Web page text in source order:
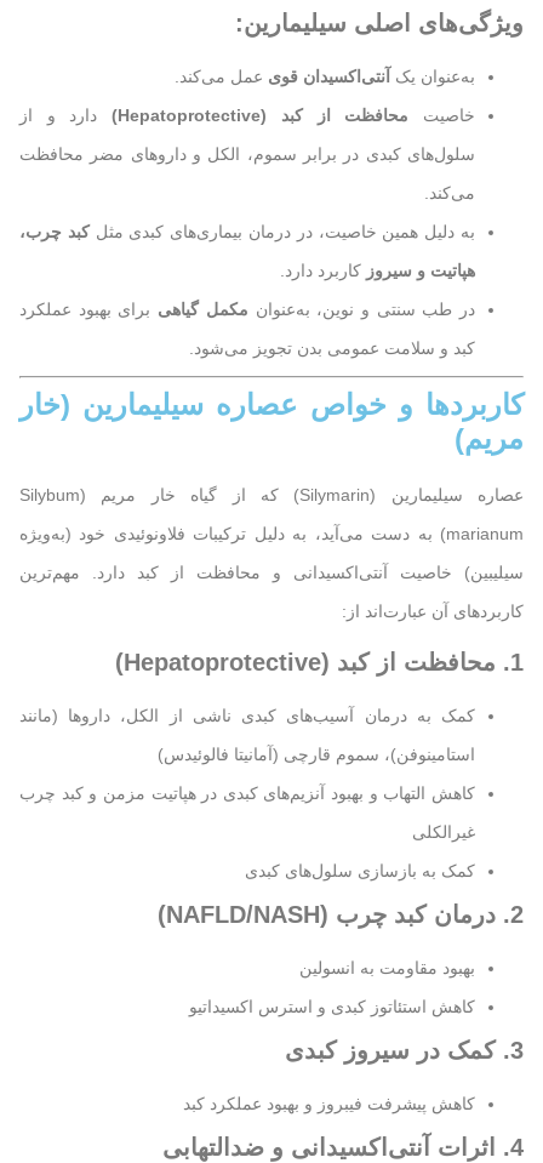
ویژگی‌های اصلی سیلیمارین:
به‌عنوان یک آنتی‌اکسیدان قوی عمل می‌کند.
خاصیت محافظت از کبد (Hepatoprotective)
دارد و از
سلول‌های کبدی در برابر سموم، الکل و داروهای مضر محافظت
می‌کند.
به دلیل همین خاصیت، در درمان بیماری‌های کبدی مثلکبد چرب،
هپاتیت و سیروز کاربرد دارد.
در طب سنتی و نوین، به‌عنوان مکمل گیاهی برای بهبود عملکرد
کبد و سلامت عمومی بدن تجویز می‌شود.
کاربردها و خواص عصاره سیلیمارین (خار
مریم)
عصاره سیلیمارین (Silymarin) که از گیاه خار مریم (Silybum
marianum) به دست می‌آید، به دلیل ترکیبات فلاونوئیدی خود (به‌ویژه
سیلیبین) خاصیت آنتی‌اکسیدانی و محافظت از کبد دارد. مهم‌ترین
کاربردهای آن عبارت‌اند از:
1. محافظت از کبد (Hepatoprotective)
کمک به درمان آسیب‌های کبدی ناشی از الکل، داروها (مانند
استامینوفن)، سموم قارچی (آمانیتا فالوئیدس)
کاهش التهاب و بهبود آنزیم‌های کبدی در هپاتیت مزمن و کبد چرب
غیرالکلی
کمک به بازسازی سلول‌های کبدی
2. درمان کبد چرب (NAFLD/NASH)
بهبود مقاومت به انسولین
کاهش استئاتوز کبدی و استرس اکسیداتیو
3. کمک در سیروز کبدی
کاهش پیشرفت فیبروز و بهبود عملکرد کبد
4. اثرات آنتی‌اکسیدانی و ضدالتهابی